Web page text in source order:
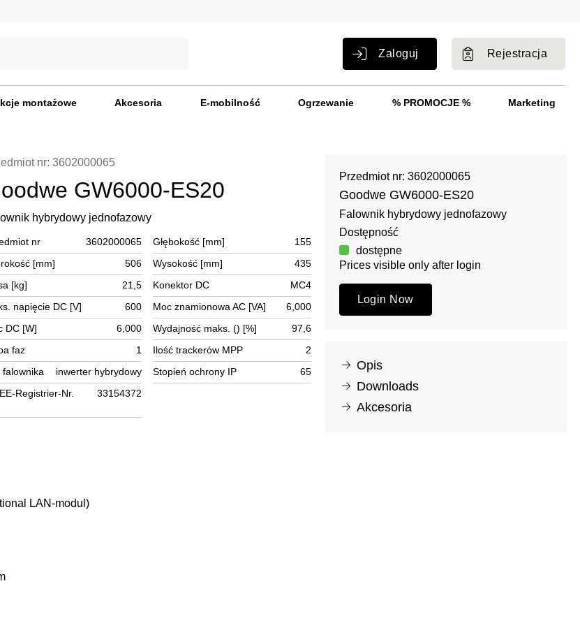
Zaloguj Rejestracja
montażowe Akcesoria E-mobilność Ogrzewanie % PROMOCJE % Marketing
nr: 3602000065
GW6000-ES20
hybrydowy jednofazowy
nr 3602000065 Głębokość [mm]
155
[mm]
506 Wysokość [mm]
435
[kg]
21,5 Konektor DC
MC4
napięcie DC [V]
600 Moc znamionowa AC [VA]
6,000
DC [W]
6,000 Wydajność maks. () [%]
97,6
faz
1 Ilość trackerów MPP
2
falownika
inwerter hybrydowy Stopień ochrony IP
65
Registrier-Nr.
33154372
LAN-modul)
Przedmiot nr: 3602000065
Goodwe GW6000-ES20
Falownik hybrydowy jednofazowy
Dostępność
dostępne
Prices visible only after login
Login Now
Opis
Downloads
Akcesoria